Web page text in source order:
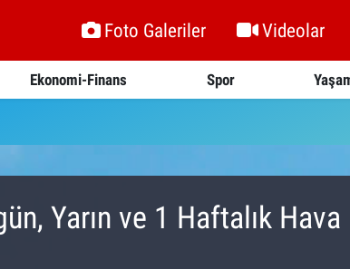
Foto Galeriler Videolar
Ekonomi-Finans Spor
Yarın ve 1 Haftalık